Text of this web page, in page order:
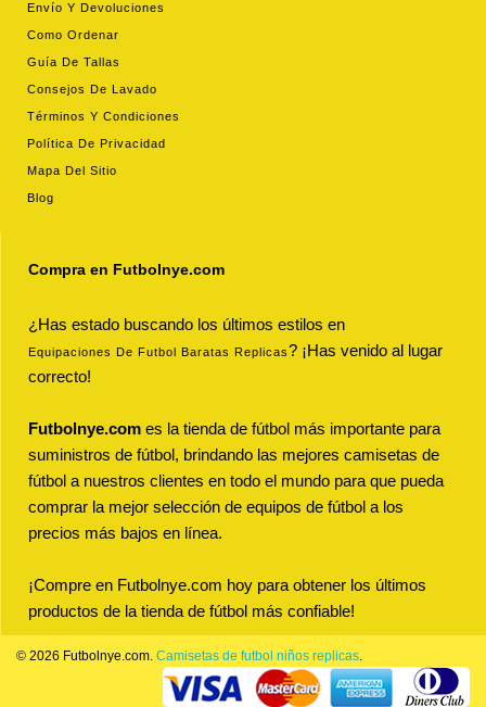
Envío Y Devoluciones
Como Ordenar
Guía De Tallas
Consejos De Lavado
Términos Y Condiciones
Política De Privacidad
Mapa Del Sitio
Blog
Compra en Futbolnye.com
¿Has estado buscando los últimos estilos en
Equipaciones De Futbol Baratas Replicas? ¡Has venido al lugar
correcto!
Futbolnye.com es la tienda de fútbol más importante para
suministros de fútbol, brindando las mejores camisetas de
fútbol a nuestros clientes en todo el mundo para que pueda
comprar la mejor selección de equipos de fútbol a los
precios más bajos en línea.
¡Compre en Futbolnye.com hoy para obtener los últimos
productos de la tienda de fútbol más confiable!
© 2026 Futbolnye.com. Camisetas de futbol niños replicas.